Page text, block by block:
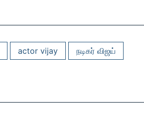
actor vijay
நடிகர் விஜய்